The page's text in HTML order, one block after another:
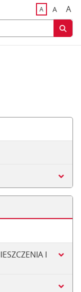
tekst na czarnym tle
Adomyślna
A A
I